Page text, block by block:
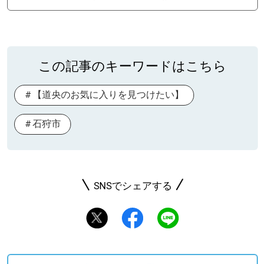
この記事のキーワードはこちら
【道央のお気に入りを見つけたい】
石狩市
SNSでシェアする